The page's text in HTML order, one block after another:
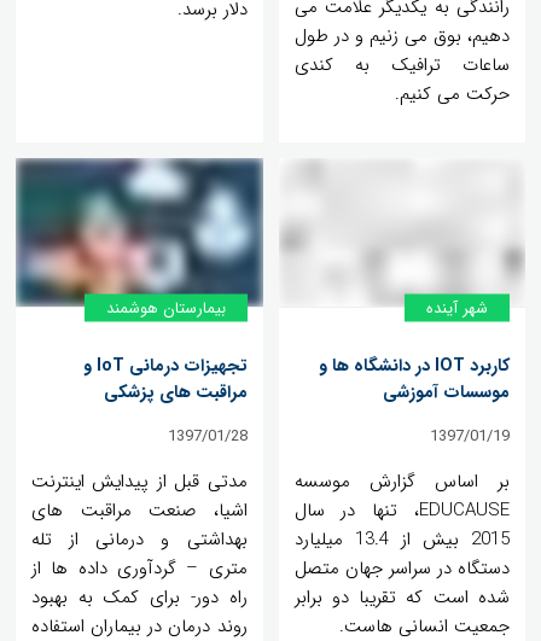
رانندگی به یکدیگر علامت می
دهیم، بوق می زنیم و در طول
ساعات ترافیک به کندی
حرکت می کنیم.
دلار برسد.
شهر آینده
کاربرد IOT در دانشگاه ها و
موسسات آموزشی
1397/01/19
بر اساس گزارش موسسه
EDUCAUSE، تنها در سال
2015 بیش از 13.4 میلیارد
دستگاه در سراسر جهان متصل
شده است که تقریبا دو برابر
جمعیت انسانی هاست.
بیمارستان هوشمند
تجهیزات درمانی IoT و
مراقبت های پزشکی
1397/01/28
مدتی قبل از پیدایش اینترنت
اشیا، صنعت مراقبت های
بهداشتی و درمانی از تله
متری – گردآوری داده ها از
راه دور- برای کمک به بهبود
روند درمان در بیماران استفاده